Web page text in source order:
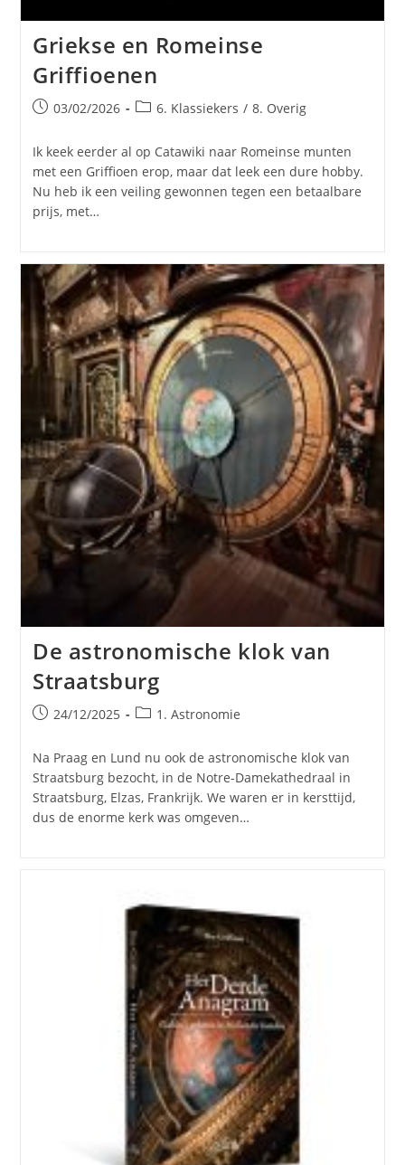
Griekse en Romeinse
Griffioenen
Bericht
op:
03/02/2026 Berichtcategorie:
6. Klassiekers / 8. Overig
Ik keek eerder al op Catawiki naar Romeinse munten
met een Griffioen erop, maar dat leek een dure hobby.
Nu heb ik een veiling gewonnen tegen een betaalbare
prijs, met…
De astronomische klok van
Straatsburg
Bericht
op:
24/12/2025 Berichtcategorie:
1. Astronomie
Na Praag en Lund nu ook de astronomische klok van
Straatsburg bezocht, in de Notre-Damekathedraal in
Straatsburg, Elzas, Frankrijk. We waren er in kersttijd,
dus de enorme kerk was omgeven…